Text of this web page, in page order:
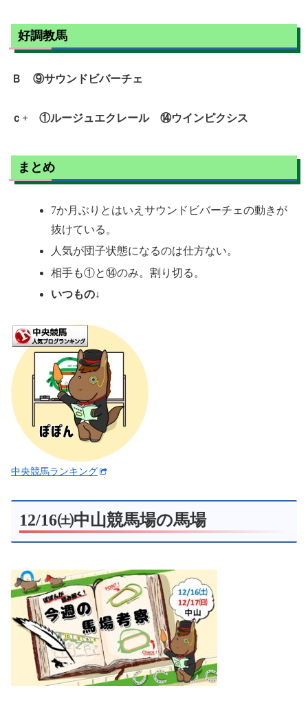
好調教馬
Ｂ ⑨サウンドビバーチェ
ｃ+ ①ルージュエクレール ⑭ウインピクシス
まとめ
7か月ぶりとはいえサウンドビバーチェの動きが
抜けている。
人気が団子状態になるのは仕方ない。
相手も①と⑭のみ。割り切る。
いつもの↓
中央競馬ランキング
12/16㈯中山競馬場の馬場